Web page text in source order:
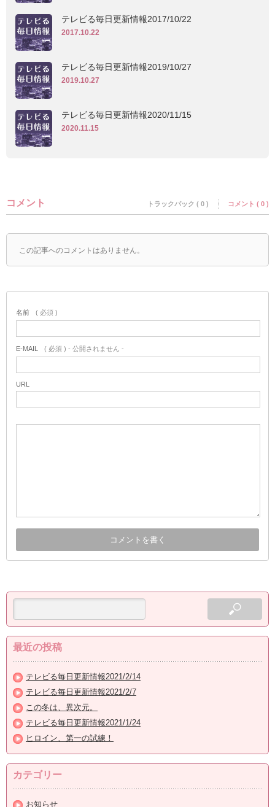
テレビる毎日更新情報2017/10/22
2017.10.22
テレビる毎日更新情報2019/10/27
2019.10.27
テレビる毎日更新情報2020/11/15
2020.11.15
コメント トラックバック ( 0 ) コメント ( 0 )
この記事へのコメントはありません。
名前 ( 必須 )
E-MAIL ( 必須 ) - 公開されません -
URL
最近の投稿
テレビる毎日更新情報2021/2/14
テレビる毎日更新情報2021/2/7
この冬は、異次元。
テレビる毎日更新情報2021/1/24
ヒロイン、第一の試練！
カテゴリー
お知らせ